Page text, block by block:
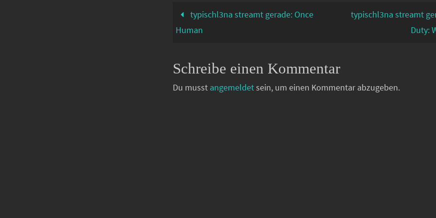
typischl3na streamt gerade: Once
Human
typischl3na streamt
Duty:
Schreibe einen Kommentar
Du musst angemeldetsein, um einen Kommentar abzugeben.